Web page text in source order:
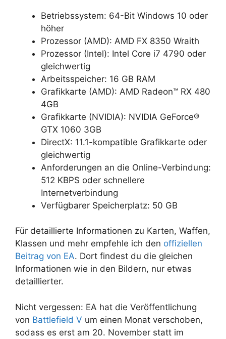
Betriebssystem: 64-Bit Windows 10 oder
höher
Prozessor (AMD): AMD FX 8350 Wraith
Prozessor (Intel): Intel Core i7 4790 oder
gleichwertig
Arbeitsspeicher: 16 GB RAM
Grafikkarte (AMD): AMD Radeon™ RX 480
4GB
Grafikkarte (NVIDIA): NVIDIA GeForce®
GTX 1060 3GB
DirectX: 11.1-kompatible Grafikkarte oder
gleichwertig
Anforderungen an die Online-Verbindung:
512 KBPS oder schnellere
Internetverbindung
Verfügbarer Speicherplatz: 50 GB
Für detaillierte Informationen zu Karten, Waffen,
Klassen und mehr empfehle ich den offiziellen
Beitrag von EA. Dort findest du die gleichen
Informationen wie in den Bildern, nur etwas
detaillierter.
Nicht vergessen: EA hat die Veröffentlichung
von Battlefield V um einen Monat verschoben,
sodass es erst am 20. November statt im